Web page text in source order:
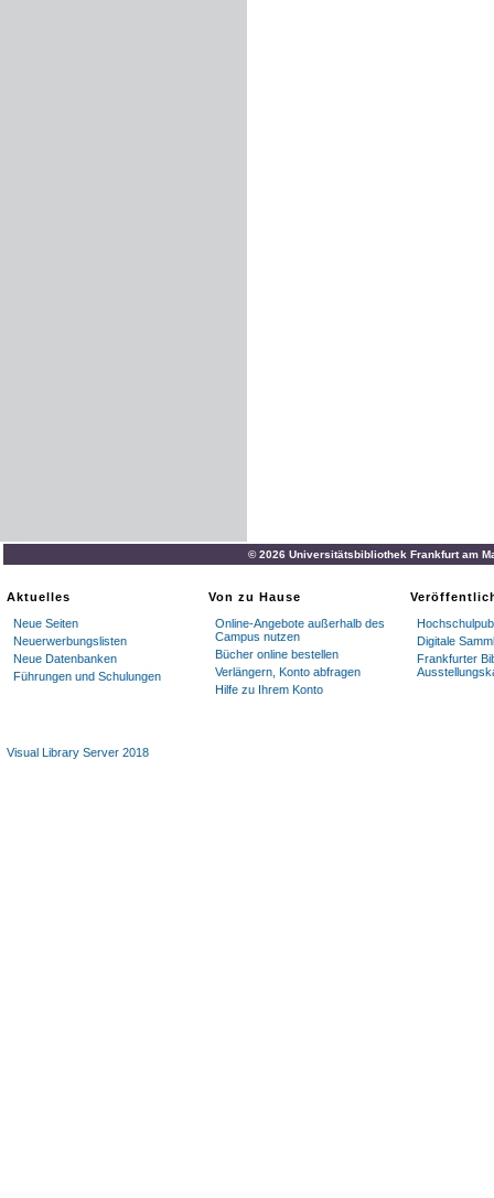
© 2026 Universitätsbibliothek Frankfurt am
Aktuelles
Neue Seiten
Neuerwerbungslisten
Neue Datenbanken
Führungen und Schulungen
Von zu Hause
Online-Angebote außerhalb des
Campus nutzen
Bücher online bestellen
Verlängern, Konto abfragen
Hilfe zu Ihrem Konto
Digitale
Frankfurter
Visual Library Server 2018